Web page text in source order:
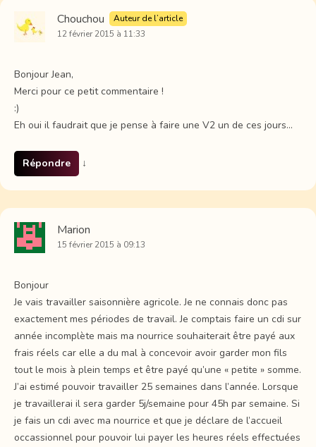
Chouchou
Auteur de l’article
12 février 2015 à 11:33
Bonjour Jean,
Merci pour ce petit commentaire !
:)
Eh oui il faudrait que je pense à faire une V2 un de ces jours…
Répondre ↓
Marion
15 février 2015 à 09:13
Bonjour
Je vais travailler saisonnière agricole. Je ne connais donc pas
exactement mes périodes de travail. Je comptais faire un cdi sur
année incomplète mais ma nourrice souhaiterait être payé aux
frais réels car elle a du mal à concevoir avoir garder mon fils
tout le mois à plein temps et être payé qu’une « petite » somme.
J’ai estimé pouvoir travailler 25 semaines dans l’année. Lorsque
je travaillerai il sera garder 5j/semaine pour 45h par semaine. Si
je fais un cdi avec ma nourrice et que je déclare de l’accueil
occassionnel pour pouvoir lui payer les heures réels effectuées